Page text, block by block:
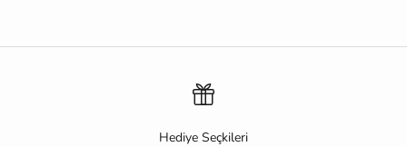
Hediye Seçkileri